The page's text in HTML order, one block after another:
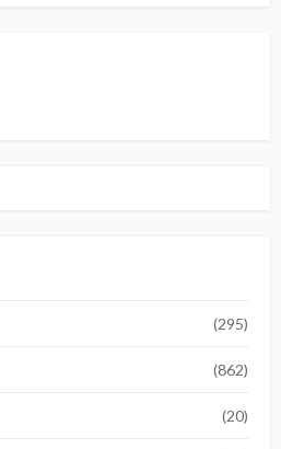
(295)
(862)
(20)